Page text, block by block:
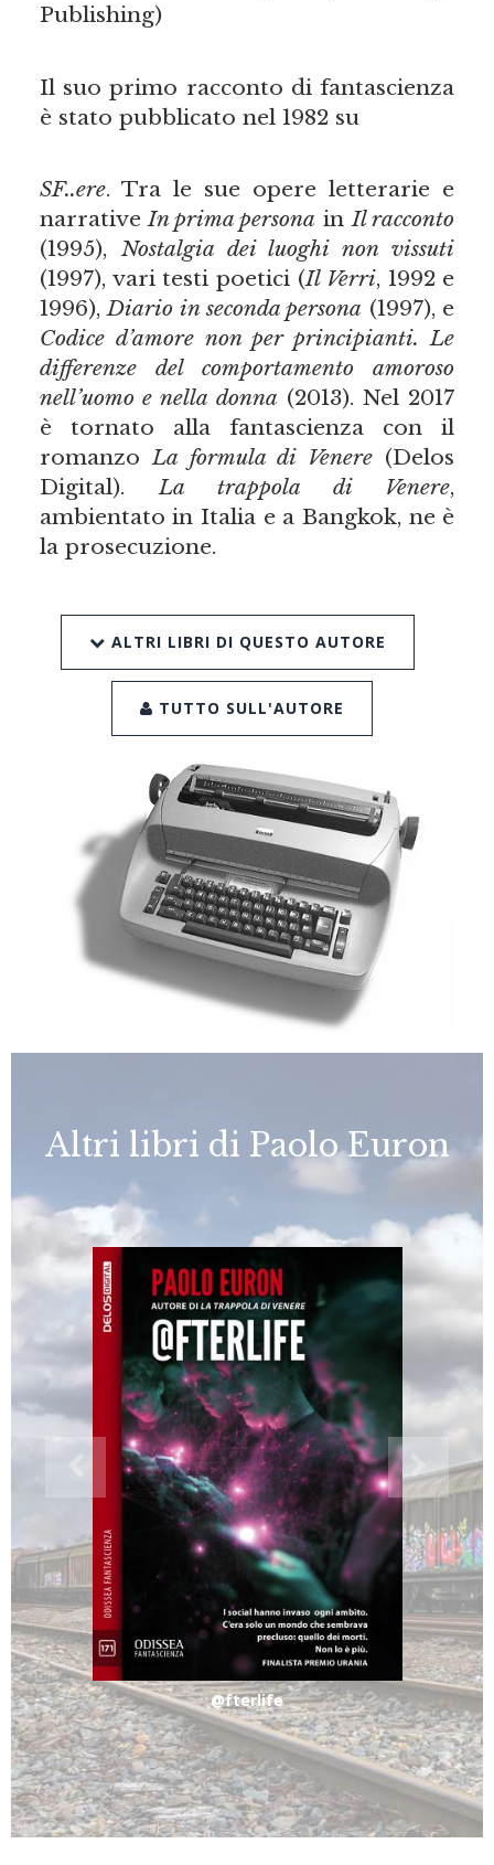
Publishing)
Il suo primo racconto di fantascienza
è stato pubblicato nel 1982 su
SF..ere. Tra le sue opere letterarie e
narrativeIn prima persona inIl racconto
(1995), Nostalgia dei luoghi non vissuti
(1997), vari testi poetici (Il Verri, 1992 e
1996),Diario in seconda persona (1997), e
Codice d’amore non per principianti. Le
differenze del comportamento amoroso
nell’uomo e nella donna (2013). Nel 2017
è tornato alla fantascienza con il
romanzoLa formula di Venere(Delos
Digital).La trappola di Venere,
ambientato in Italia e a Bangkok, ne è
la prosecuzione.
ALTRI LIBRI DI QUESTO AUTORE
TUTTO SULL'AUTORE
Altri libri di Paolo Euron
@fterlife